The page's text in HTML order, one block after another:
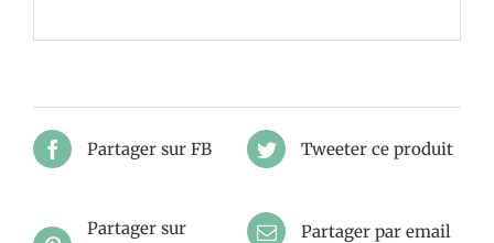
Partager sur FB Tweeter ce produit
Partager sur
Partager par email